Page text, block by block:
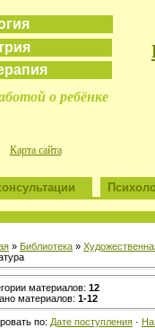
о ребёнке
Карта сайта
» Библиотека »
материалов: 12
материалов: 1-12
по: Дате поступления ·